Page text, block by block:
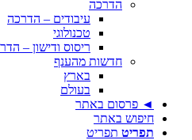
הדרכה
עיבודים – הדרכה
טכנולוגי
ריסוס ודישון –
חדשות מהענף
בארץ
בעולם
◄ פרסום באתר
חיפוש באתר
תפריט תפריט